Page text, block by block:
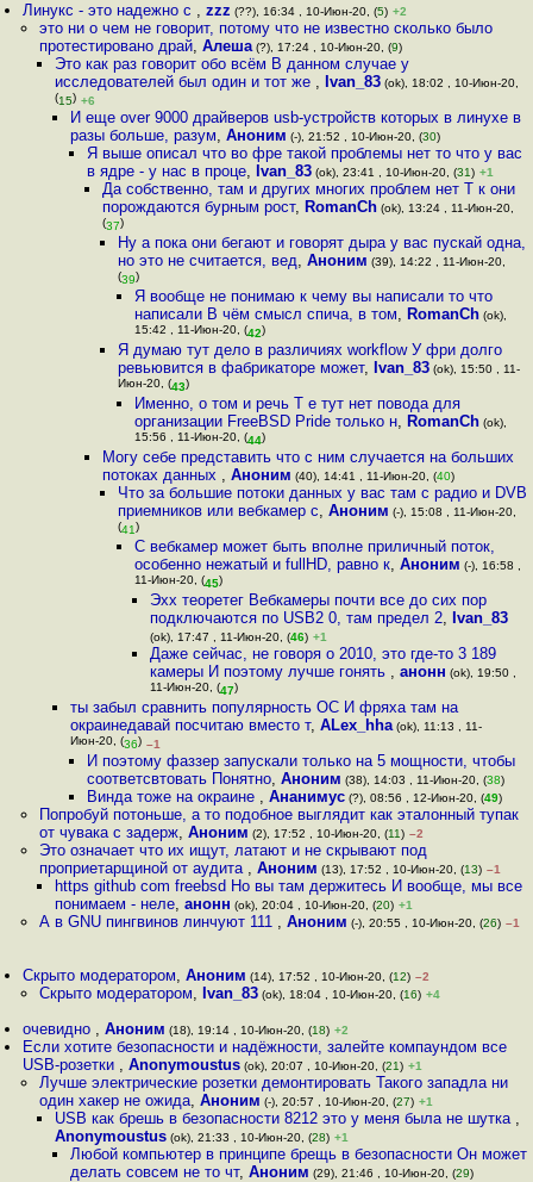
Линукс - это надежно с ,zzz (??), 16:34 , 10-Июн-20, (5) +2
это ни о чем не говорит, потому что не известно сколько было
протестировано драй, Алеша(?), 17:24 , 10-Июн-20, (9)
Это как раз говорит обо всём В данном случае у
исследователей был один и тот же , Ivan_83(ok), 18:02 , 10-Июн-20,
(15) +6
И еще over 9000 драйверов usb-устройств которых в линухе в
разы больше, разум,Аноним (-), 21:52 , 10-Июн-20, (30)
Я выше описал что во фре такой проблемы нет то что у вас
в ядре - у нас в проце, Ivan_83(ok), 23:41 , 10-Июн-20, (31) +1
Да собственно, там и других многих проблем нет Т к они
порождаются бурным рост, RomanCh(ok), 13:24 , 11-Июн-20,
(37)
Ну а пока они бегают и говорят дыра у вас пускай одна,
но это не считается, вед,Аноним (39), 14:22 , 11-Июн-20,
(39)
Я вообще не понимаю к чему вы написали то что
написали В чём смысл спича, в том, RomanCh(ok),
15:42 , 11-Июн-20, (42)
Я думаю тут дело в различиях workflow У фри долго
ревьювится в фабрикаторе может, Ivan_83 (ok), 15:50 , 11-
Июн-20, (43)
Именно, о том и речь Т е тут нет повода для
организации FreeBSD Pride только н, RomanCh(ok),
15:56 , 11-Июн-20, (44)
Могу себе представить что с ним случается на больших
потоках данных , Аноним (40), 14:41 , 11-Июн-20, (40)
Что за большие потоки данных у вас там с радио и DVB
приемников или вебкамер c,Аноним (-), 15:08 , 11-Июн-20,
(41)
С вебкамер может быть вполне приличный поток,
особенно нежатый и fullHD, равно к, Аноним (-), 16:58 ,
11-Июн-20, (45)
Эхх теоретег Вебкамеры почти все до сих пор
подключаются по USB2 0, там предел 2, Ivan_83
(ok), 17:47 , 11-Июн-20, (46) +1
Даже сейчас, не говоря о 2010, это где-то 3 189
камеры И поэтому лучше гонять , анонн (ok), 19:50 ,
11-Июн-20, (47)
ты забыл сравнить популярность ОС И фряха там на
окраинедавай посчитаю вместо т,ALex_hha (ok), 11:13 , 11-
Июн-20, (36) –1
И поэтому фаззер запускали только на 5 мощности, чтобы
соответсвтовать Понятно, Аноним (38), 14:03 , 11-Июн-20, (38)
Винда тоже на окраине , Ананимус(?), 08:56 , 12-Июн-20, (49)
Попробуй потоньше, а то подобное выглядит как эталонный тупак
от чувака с задерж, Аноним (2), 17:52 , 10-Июн-20, (11) –2
Это означает что их ищут, латают и не скрывают под
проприетарщиной от аудита , Аноним (13), 17:52 , 10-Июн-20, (13) –1
https github com freebsd Но вы там держитесь И вообще, мы все
понимаем - неле, анонн (ok), 20:04 , 10-Июн-20, (20) +1
А в GNU пингвинов линчуют 111 , Аноним (-), 20:55 , 10-Июн-20, (26) –1
Скрыто модератором,Аноним (14), 17:52 , 10-Июн-20, (12) –2
Скрыто модератором, Ivan_83(ok), 18:04 , 10-Июн-20, (16) +4
очевидно ,Аноним (18), 19:14 , 10-Июн-20, (18) +2
Если хотите безопасности и надёжности, залейте компаундом все
USB-розетки ,Anonymoustus (ok), 20:07 , 10-Июн-20, (21) +1
Лучше электрические розетки демонтировать Такого западла ни
один хакер не ожида, Аноним (-), 20:57 , 10-Июн-20, (27) +1
USB как брешь в безопасности 8212 это у меня была не шутка ,
Anonymoustus(ok), 21:33 , 10-Июн-20, (28) +1
Любой компьютер в принципе брещь в безопасности Он может
делать совсем не то чт,Аноним (29), 21:46 , 10-Июн-20, (29)